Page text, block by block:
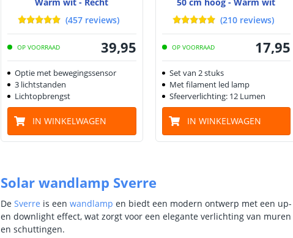
(457 reviews)
OP VOORRAAD 39,95
Optie met bewegingssensor
3 lichtstanden
Lichtopbrengst
IN WINKELWAGEN
(210 reviews)
OP VOORRAAD 17,95
Set van 2 stuks
Met filament led lamp
Sfeerverlichting: 12 Lumen
IN WINKELWAGEN
Solar wandlamp Sverre
De Sverre is een wandlamp en biedt een modern ontwerp met een up-
en downlight effect, wat zorgt voor een elegante verlichting van muren
en schuttingen.